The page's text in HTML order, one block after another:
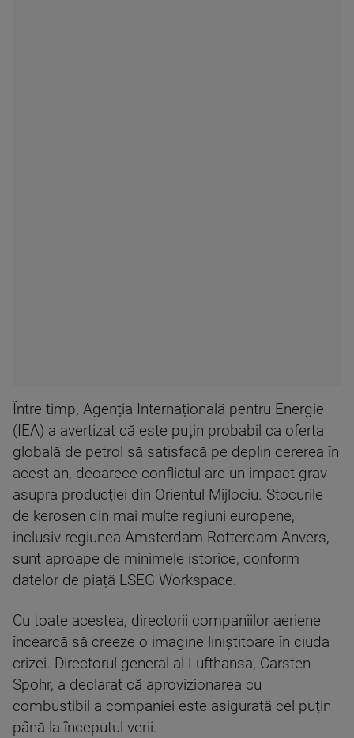
Între timp, Agenția Internațională pentru Energie
(IEA) a avertizat că este puțin probabil ca oferta
globală de petrol să satisfacă pe deplin cererea în
acest an, deoarece conflictul are un impact grav
asupra producției din Orientul Mijlociu. Stocurile
de kerosen din mai multe regiuni europene,
inclusiv regiunea Amsterdam-Rotterdam-Anvers,
sunt aproape de minimele istorice, conform
datelor de piață LSEG Workspace.
Cu toate acestea, directorii companiilor aeriene
încearcă să creeze o imagine liniștitoare în ciuda
crizei. Directorul general al Lufthansa, Carsten
Spohr, a declarat că aprovizionarea cu
combustibil a companiei este asigurată cel puțin
până la începutul verii.